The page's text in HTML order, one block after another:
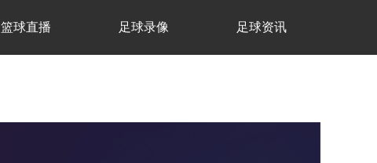
篮球直播 足球录像 足球资讯